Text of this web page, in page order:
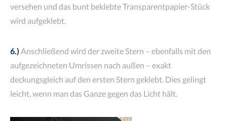
versehen und das bunt beklebte Transparentpapier-Stück
wird aufgeklebt.
6.) Anschließend wird der zweite Stern – ebenfalls mit den
aufgezeichneten Umrissen nach außen – exakt
deckungsgleich auf den ersten Stern geklebt. Dies gelingt
leicht, wenn man das Ganze gegen das Licht hält.